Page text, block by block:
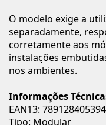
O modelo exige a
separadamente,
corretamente aos
instalações
nos ambientes.
Informações
EAN13:
Tipo: Modular